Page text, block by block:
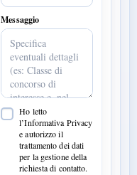
Messaggio
Ho letto
l’Informativa Privacy
e autorizzo il
trattamento dei dati
per la gestione della
richiesta di contatto.